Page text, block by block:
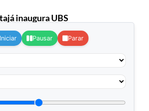
inaugura UBS
Iniciar Pausar Parar